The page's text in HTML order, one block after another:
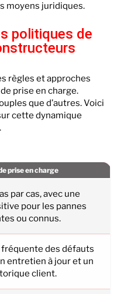
moyens juridiques.
politiques de
règles et approches
prise en charge.
que d’autres. Voici
cette dynamique
prise en charge
par cas, avec une
pour les pannes
ou connus.
des défauts
entretien à jour et un
client.